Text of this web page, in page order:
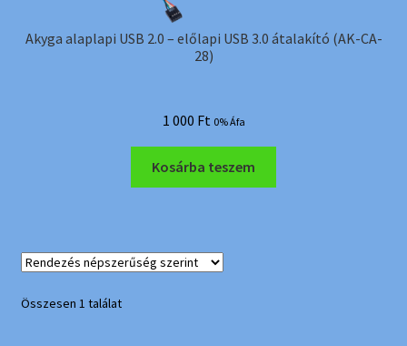
Akyga alaplapi USB 2.0 – előlapi USB 3.0 átalakító (AK-CA-
28)
1 000 Ft 0% Áfa
Kosárba teszem
Összesen 1 találat